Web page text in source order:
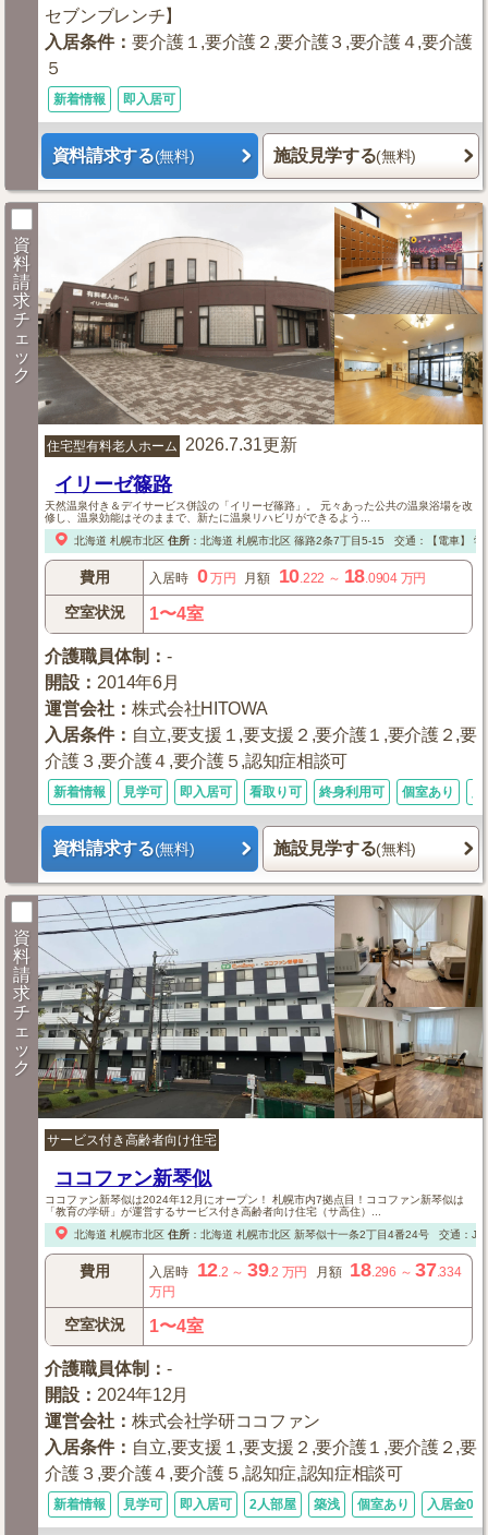
セブンブレンチ】
入居条件：要介護１,要介護２,要介護３,要介護４,要介護
５
新着情報 即入居可
資料請求する(無料) 施設見学する(無料)
資
料
請
求
チ
ェ
ッ
ク
住宅型有料老人ホーム 2026.7.31更新
イリーゼ篠路
天然温泉付き＆デイサービス併設の「イリーゼ篠路」。 元々あった公共の温泉浴場を改
修し、温泉効能はそのままで、新たに温泉リハビリができるよう...
北海道 札幌市北区 住所： 北海道 札幌市北区篠路2条7丁目5-15 交通：【電車】 学
費用 入居時 0万円 月額 10.222 ～ 18.0904 万円
空室状況 1〜4室
介護職員体制 ：-
開設 ： 2014年6月
運営会社 ：株式会社HITOWA
入居条件： 自立,要支援１,要支援２,要介護１,要介護２,要
介護３,要介護４,要介護５,認知症相談可
新着情報 見学可 即入居可 看取り可 終身利用可 個室あり
資料請求する(無料) 施設見学する(無料)
資
料
請
求
チ
ェ
ッ
ク
サービス付き高齢者向け住宅
ココファン新琴似
ココファン新琴似は2024年12月にオープン！ 札幌市内7拠点目！ココファン新琴似は
「教育の学研」が運営するサービス付き高齢者向け住宅（サ高住）...
北海道 札幌市北区 住所： 北海道 札幌市北区新琴似十一条2丁目4番24号 交通：JR
費用 入居時 12 .2 ～ 39.2 万円 月額 18.296 ～37.334
万円
空室状況 1〜4室
介護職員体制 ：-
開設 ： 2024年12月
運営会社 ：株式会社学研ココファン
入居条件： 自立,要支援１,要支援２,要介護１,要介護２,要
介護３,要介護４,要介護５,認知症,認知症相談可
新着情報 見学可 即入居可 2人部屋 築浅 個室あり 入居金0円